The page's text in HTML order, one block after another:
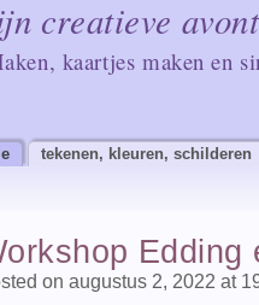
creatieve
kaartjes maken en
tekenen, kleuren, schilderen
Edding
on augustus 2, 2022 at